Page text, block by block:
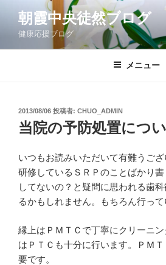
ン
朝霞中央徒然ブログ
健康応援ブログ
メニュー
投
稿
日:
2013/08/06 投稿者: CHUO_ADMIN
当院の予防処置につ
いつもお読みいただいて有難うご
研修しているＳＲＰのことばかり
してないの？と疑問に思われる歯
るかもしれません。もちろん行って
縁上はＰＭＴＣで丁寧にクリーニ
はＰＴＣも十分に行います。ＰＭ
要です。